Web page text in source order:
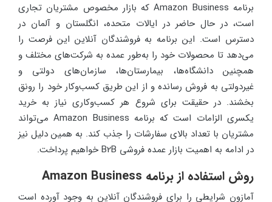
برنامه Amazon Business که بازار مخصوص مشتریان تجاری
است، در حال حاضر در ایالات متحده، انگلستان و آلمان در
دسترس است. این برنامه به فروشندگان آنلاین این فرصت را
می‌دهد تا محصولات خود را به‌طور عمده به شرکت‌های مختلف و
همچنین دانشگاه‌ها، بیمارستان‌ها، سازمان‌های دولتی و
غیردولتی به فروش رسانده و از این طریق کسب‌وکار خود را رونق
بخشند. در حقیقت برای شروع هر کسب‌وکاری نیاز به خرید
یکسری الزامات است که برنامه Amazon Business می‌تواند
مشتریان با تعداد بالای سفارشات را جذب کند. به همین دلیل نیز
در ادامه به اهمیت بازار عمده فروشی B2B خواهیم پرداخت.
روش استفاده از برنامه Amazon Business
آمازون شرایطی را برای فروشندگان آنلاین به وجود آورده است